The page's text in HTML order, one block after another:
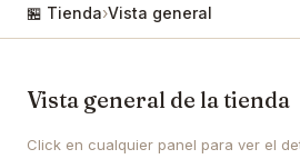
🏪 Tienda›Vista general
Vista general de la tienda
Click en cualquier panel para ver el